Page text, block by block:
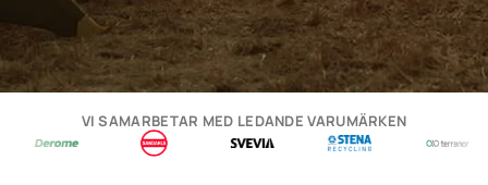
VI SAMARBETAR MED LEDANDE VARUMÄRKEN